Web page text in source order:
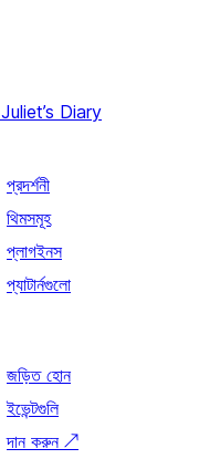
Juliet’s Diary
প্রদর্শনী
থিমসমূহ
প্লাগইনস
প্যাটার্নগুলো
জড়িত হোন
ইভেন্টগুলি
দান করুন ↗